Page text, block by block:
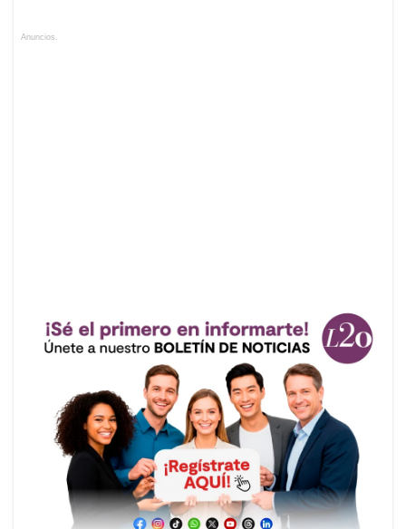
Anuncios.